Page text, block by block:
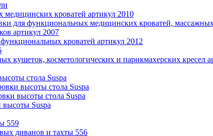
кроватей артикул 2010
для функциональных медицинских кроватей,
артикул 2007
кроватей артикул 2012
кушеток, косметологических и парикмахерских кресел
стола Suspa
высоты стола Suspa
высоты стола Suspa
высоты Suspa
559
диванов и тахты 556